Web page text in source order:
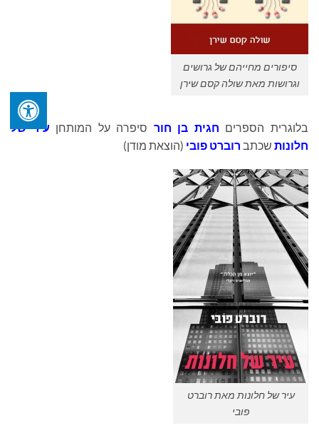
סיפורים מחייהם של גרושים
וגרושות מאת שולה קסם שירן
בלוגרית הספרים חגית בן חור סיפרה על המותחן עיר של
חלונות שכתב רוברט פובי (הוצאת מודן)
עיר של חלונות מאת רוברט
פובי